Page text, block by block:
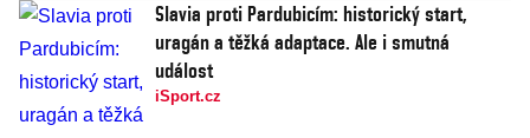
Slavia proti Pardubicím: historický start,
uragán a těžká adaptace. Ale i smutná
událost
iSport.cz